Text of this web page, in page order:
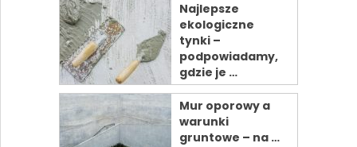
Najlepsze
ekologiczne
tynki –
podpowiadamy,
gdzie je …
Mur oporowy a
warunki
gruntowe – na …